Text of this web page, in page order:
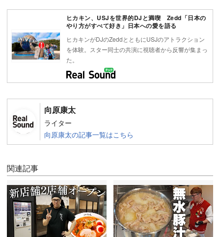
ヒカキン、USJを世界的DJと満喫 Zedd「日本の
やり方がすべて好き」日本への愛を語る
ヒカキンがDJのZeddとともにUSJのアトラクション
を体験。スター同士の共演に視聴者から反響が集まっ
た。
向原康太
ライター
向原康太の記事一覧はこちら
関連記事